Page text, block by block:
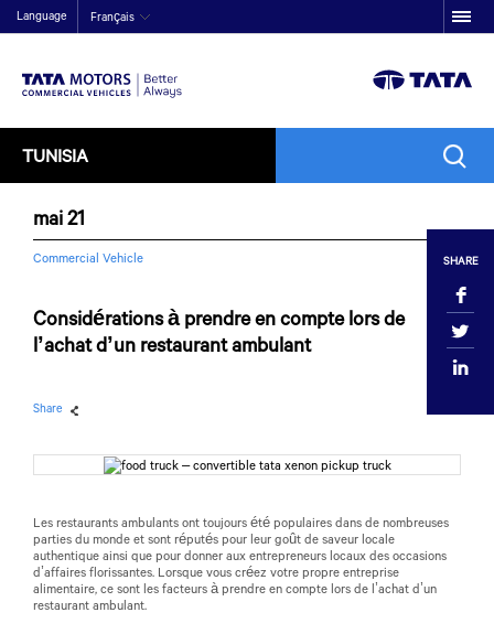
Language Français
TUNISIA
SHARE
mai 21
Commercial Vehicle
Considérations à prendre en compte lors de
l’achat d’un restaurant ambulant
Share
Les restaurants ambulants ont toujours été populaires dans de nombreuses
parties du monde et sont réputés pour leur goût de saveur locale
authentique ainsi que pour donner aux entrepreneurs locaux des occasions
d’affaires florissantes. Lorsque vous créez votre propre entreprise
alimentaire, ce sont les facteurs à prendre en compte lors de l’achat d’un
restaurant ambulant.